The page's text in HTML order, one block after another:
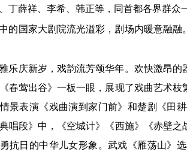
丁薛祥、李希、韩正等，同首都各界群众
的国家大剧院流光溢彩，剧场内暖意融
乐庆新岁，戏韵流芳颂华年。欢快激昂
春莺出谷》一板一眼，展现了戏曲艺术
景表演《戏曲演到家门前》和楚剧《田
典唱段》中，《空城计》《西施》《赤壁
抗日的中华儿女形象。武戏《雁荡山》